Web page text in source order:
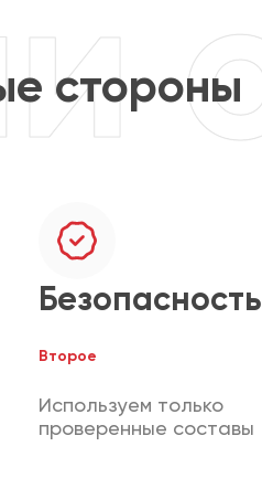
стороны
Безопасность
Второе
Используем только
проверенные составы